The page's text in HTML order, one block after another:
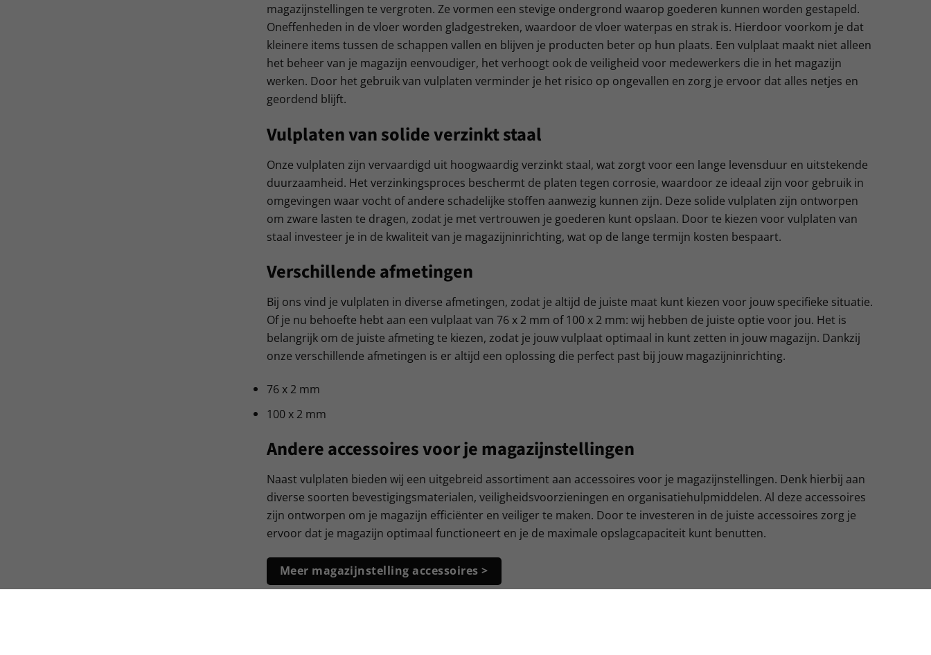
magazijnstellingen te vergroten. Ze vormen een stevige ondergrond waarop goederen kunnen worden gestapeld.
Oneffenheden in de vloer worden gladgestreken, waardoor de vloer waterpas en strak is. Hierdoor voorkom je dat
kleinere items tussen de schappen vallen en blijven je producten beter op hun plaats. Een vulplaat maakt niet alleen
het beheer van je magazijn eenvoudiger, het verhoogt ook de veiligheid voor medewerkers die in het magazijn
werken. Door het gebruik van vulplaten verminder je het risico op ongevallen en zorg je ervoor dat alles netjes en
geordend blijft.
Vulplaten van solide verzinkt staal
Onze vulplaten zijn vervaardigd uit hoogwaardig verzinkt staal, wat zorgt voor een lange levensduur en uitstekende
duurzaamheid. Het verzinkingsproces beschermt de platen tegen corrosie, waardoor ze ideaal zijn voor gebruik in
omgevingen waar vocht of andere schadelijke stoffen aanwezig kunnen zijn. Deze solide vulplaten zijn ontworpen
om zware lasten te dragen, zodat je met vertrouwen je goederen kunt opslaan. Door te kiezen voor vulplaten van
staal investeer je in de kwaliteit van je magazijninrichting, wat op de lange termijn kosten bespaart.
Verschillende afmetingen
Bij ons vind je vulplaten in diverse afmetingen, zodat je altijd de juiste maat kunt kiezen voor jouw specifieke situatie.
Of je nu behoefte hebt aan een vulplaat van 76 x 2 mm of 100 x 2 mm: wij hebben de juiste optie voor jou. Het is
belangrijk om de juiste afmeting te kiezen, zodat je jouw vulplaat optimaal in kunt zetten in jouw magazijn. Dankzij
onze verschillende afmetingen is er altijd een oplossing die perfect past bij jouw magazijninrichting.
76 x 2 mm
100 x 2 mm
Andere accessoires voor je magazijnstellingen
Naast vulplaten bieden wij een uitgebreid assortiment aan accessoires voor je magazijnstellingen. Denk hierbij aan
diverse soorten bevestigingsmaterialen, veiligheidsvoorzieningen en organisatiehulpmiddelen. Al deze accessoires
zijn ontworpen om je magazijn efficiënter en veiliger te maken. Door te investeren in de juiste accessoires zorg je
ervoor dat je magazijn optimaal functioneert en je de maximale opslagcapaciteit kunt benutten.
Meer magazijnstelling accessoires >